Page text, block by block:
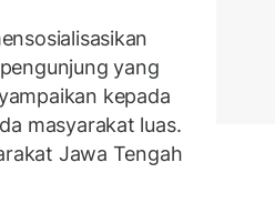
yang
kepada
masyarakat luas.
Jawa Tengah